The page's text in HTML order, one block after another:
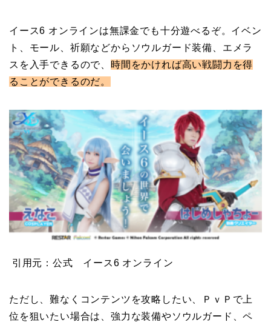
イース6 オンラインは無課金でも十分遊べるぞ。イベン
ト、モール、祈願などからソウルガード装備、エメラ
スを入手できるので、 時間をかければ高い戦闘力を得
ることができるのだ。
引用元：公式 イース6 オンライン
ただし、難なくコンテンツを攻略したい、ＰｖＰで上
位を狙いたい場合は、強力な装備やソウルガード、ペ